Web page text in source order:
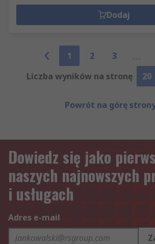
Dodaj
1 2 3
Liczba wyników na stronę
20
Powrót na górę
Dowiedz się jako
naszych najnowszych
i usługach
Adres e-mail